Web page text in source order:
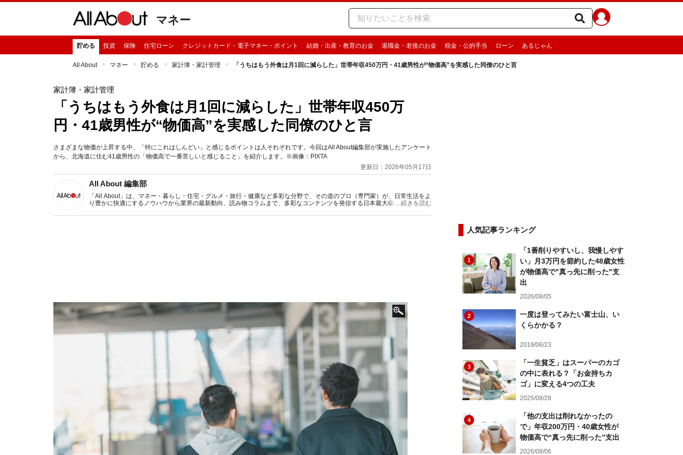
マネー
貯める 投資 保険 住宅ローン クレジットカード・電子マネー・ポイント 結婚・出産・教育のお金 退職金・老後のお金 税金・公的手当 ローン あるじゃん
All About マネー 貯める 家計簿・家計管理 「うちはもう外食は月1回に減らした」世帯年収450万円・41歳男性が“物価高”を実感した同僚のひと言
家計簿・家計管理
「うちはもう外食は月1回に減らした」世帯年収450万
円・41歳男性が“物価高”を実感した同僚のひと言
さまざまな物価が上昇する中、「特にこれはしんどい」と感じるポイントは人それぞれです。今回はAll About編集部が実施したアンケート
から、北海道に住む41歳男性の「物価高で一番苦しいと感じること」を紹介します。※画像：PIXTA
更新日：2026年05月17日
All About 編集部
「All About」は、マネー・暮らし・住宅・グルメ・旅行・健康など多彩な分野で、その道のプロ（専門家）が、日常生活をよ
り豊かに快適にするノウハウから業界の最新動向、読み物コラムまで、多彩なコンテンツを発信する日本最大級の総合情報サ
...続きを読む
人気記事ランキング
1
「1番削りやすいし、我慢しやす
い」月3万円を節約した48歳女性
が物価高で"真っ先に削った"支
出
2026/08/05
2
一度は登ってみたい富士山、い
くらかかる？
2019/06/23
3
「一生貧乏」はスーパーのカゴ
の中に表れる？「お金持ちカ
ゴ」に変える4つの工夫
2025/08/28
4
「他の支出は削れなかったの
で」年収200万円・40歳女性が
物価高で“真っ先に削った”支出
2026/08/06